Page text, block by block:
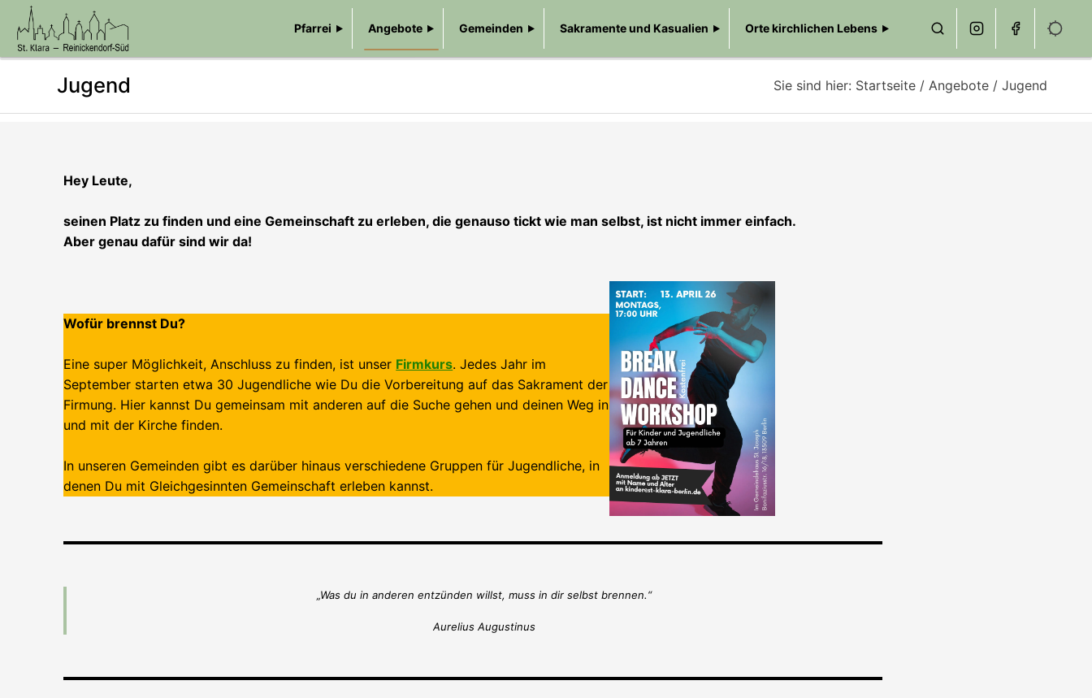
Pfarrei Angebote Gemeinden Sakramente und Kasualien Orte kirchlichen Lebens
Jugend Sie sind hier: Startseite/ Angebote/ Jugend
Hey Leute,
seinen Platz zu finden und eine Gemeinschaft zu erleben, die genauso tickt wie man selbst, ist nicht immer einfach.
Aber genau dafür sind wir da!
Wofür brennst Du?
Eine super Möglichkeit, Anschluss zu finden, ist unser Firmkurs. Jedes Jahr im
September starten etwa 30 Jugendliche wie Du die Vorbereitung auf das Sakrament der
Firmung. Hier kannst Du gemeinsam mit anderen auf die Suche gehen und deinen Weg in
und mit der Kirche finden.
In unseren Gemeinden gibt es darüber hinaus verschiedene Gruppen für Jugendliche, in
denen Du mit Gleichgesinnten Gemeinschaft erleben kannst.
„Was du in anderen entzünden willst, muss in dir selbst brennen.“
Aurelius Augustinus